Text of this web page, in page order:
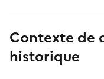
Contexte de
historique